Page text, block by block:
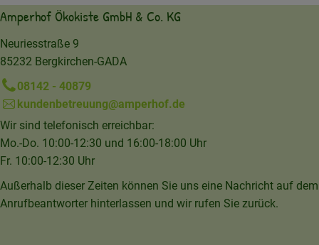
Amperhof Ökokiste GmbH & Co. KG
Neuriesstraße 9
85232 Bergkirchen-GADA
08142 - 40879
kundenbetreuung@amperhof.de
Wir sind telefonisch erreichbar:
Mo.-Do. 10:00-12:30 und 16:00-18:00 Uhr
Fr. 10:00-12:30 Uhr
Außerhalb dieser Zeiten können Sie uns eine Nachricht auf dem
Anrufbeantworter hinterlassen und wir rufen Sie zurück.